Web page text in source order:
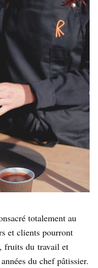
totalement au
et clients pourront
fruits du travail et
du chef pâtissier.